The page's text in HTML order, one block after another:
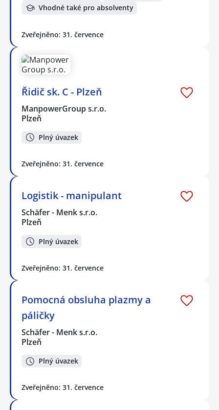
Vhodné také pro absolventy
Zveřejněno: 31. července
Řidič sk. C - Plzeň
ManpowerGroup s.r.o.
Plzeň
Plný úvazek
Zveřejněno: 31. července
Logistik - manipulant
Schäfer - Menk s.r.o.
Plzeň
Plný úvazek
Zveřejněno: 31. července
Pomocná obsluha plazmy a
páličky
Schäfer - Menk s.r.o.
Plzeň
Plný úvazek
Zveřejněno: 31. července